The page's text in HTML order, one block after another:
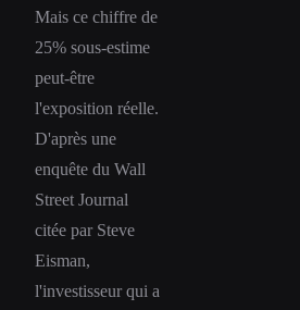
Mais ce chiffre de
25% sous-estime
peut-être
l'exposition réelle.
D'après une
enquête du Wall
Street Journal
citée par Steve
Eisman,
l'investisseur qui a